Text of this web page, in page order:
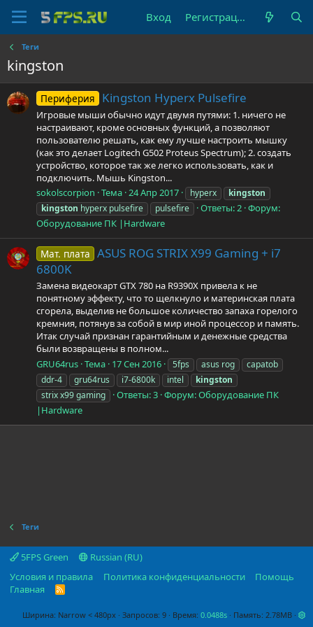
Вход Регистрация
Теги
kingston
Периферия Kingston Hyperx Pulsefire
Игровые мыши обычно идут двумя путями: 1. ничего не
настраивают, кроме основных функций, а позволяют
пользователю решать, как ему лучше настроить мышку
(как это делает Logitech G502 Proteus Spectrum); 2. создать
устройство, которое так же легко использовать, как и
подключить. Мышь Kingston...
sokolscorpion Тема 24 Апр 2017 hyperx
kingston
kingston hyperx pulsefire pulsefire Ответы: 2 Форум:
Оборудование ПК |Hardware
Мат. плата ASUS ROG STRIX X99 Gaming + i7
6800K
Замена видеокарт GTX 780 на R9390X привела к не
понятному эффекту, что то щелкнуло и материнская плата
сгорела, выделив не большое количество запаха горелого
кремния, потянув за собой в мир иной процессор и память.
Итак случай признан гарантийным и денежные средства
были возвращены в полном...
GRU64rus Тема 17 Сен 2016 5fps asus rog
capatob
ddr-4
gru64rus i7-6800k intel
kingston
strix x99 gaming
Ответы: 3 Форум:Оборудование ПК
|Hardware
Теги
5FPS Green
Russian (RU)
Условия и правила
Политика конфиденциальности
Помощь
Главная
R
Ширина Запросов 9 Время 0.0488s Память 2.78MB